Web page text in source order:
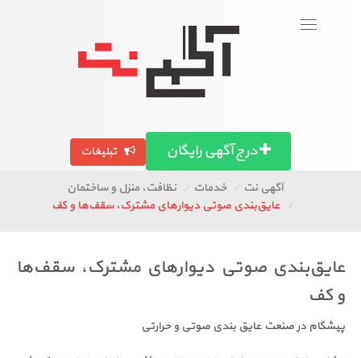
آگهی استان ها
Toggle
درج آگهی رایگان تبلیغات
آگهی نت خدمات
نظافت، منزل و ساختمان
عایق‌بندی صوتی دیوارهای مشترک، سقف‌ها و کف
عایق‌بندی صوتی دیوارهای مشترک، سقف‌ها
و کف
پیشگام در صنعت عایق بندی صوتی و حرارتی